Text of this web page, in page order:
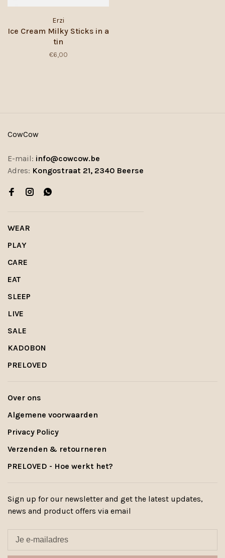
Erzi
Ice Cream Milky Sticks in a
tin
€6,00
CowCow
E-mail: info@cowcow.be
Adres: Kongostraat 21, 2340 Beerse
WEAR
PLAY
CARE
EAT
SLEEP
LIVE
SALE
KADOBON
PRELOVED
Over ons
Algemene voorwaarden
Privacy Policy
Verzenden & retourneren
PRELOVED - Hoe werkt het?
Sign up for our newsletter and get the latest updates,
news and product offers via email